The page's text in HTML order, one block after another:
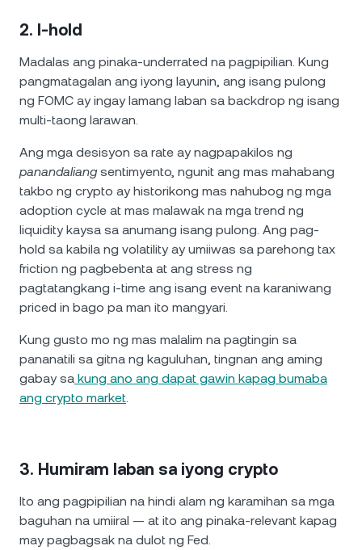
2. I-hold
Madalas ang pinaka-underrated na pagpipilian. Kung
pangmatagalan ang iyong layunin, ang isang pulong
ng FOMC ay ingay lamang laban sa backdrop ng isang
multi-taong larawan.
Ang mga desisyon sa rate ay nagpapakilos ng
panandaliangsentimyento, ngunit ang mas mahabang
takbo ng crypto ay historikong mas nahubog ng mga
adoption cycle at mas malawak na mga trend ng
liquidity kaysa sa anumang isang pulong. Ang pag-
hold sa kabila ng volatility ay umiiwas sa parehong tax
friction ng pagbebenta at ang stress ng
pagtatangkang i-time ang isang event na karaniwang
priced in bago pa man ito mangyari.
Kung gusto mo ng mas malalim na pagtingin sa
pananatili sa gitna ng kaguluhan, tingnan ang aming
gabay sa kung ano ang dapat gawin kapag bumaba
ang crypto market.
3. Humiram laban sa iyong crypto
Ito ang pagpipilian na hindi alam ng karamihan sa mga
baguhan na umiiral — at ito ang pinaka-relevant kapag
may pagbagsak na dulot ng Fed.